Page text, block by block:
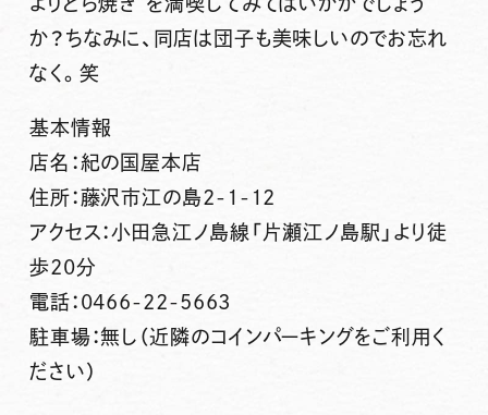
か？ちなみに、同店は団子も美味しいのでお忘れ
なく。笑
基本情報
店名：紀の国屋本店
住所：藤沢市江の島2-1-12
アクセス：小田急江ノ島線「片瀬江ノ島駅」より徒
歩20分
電話：0466-22-5663
駐車場：無し（近隣のコインパーキングをご利用く
ださい）